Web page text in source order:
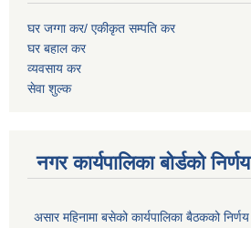
घर जग्गा कर/ एकीकृत सम्पति कर
घर बहाल कर
व्यवसाय कर
सेवा शुल्क
नगर कार्यपालिका बोर्डको निर्णय
असार महिनामा बसेको कार्यपालिका बैठकको निर्णय